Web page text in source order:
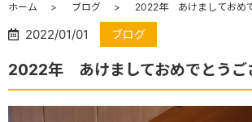
ホーム ブログ 2022年 あけましておめ
2022/01/01 ブログ
2022年 あけましておめでとうご